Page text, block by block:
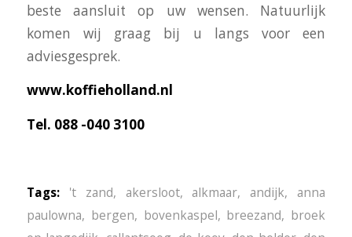
beste aansluit op uw wensen. Natuurlijk
komen wij graag bij u langs voor een
adviesgesprek.
www.koffieholland.nl
Tel. 088 -040 3100
Tags: 't zand, akersloot, alkmaar, andijk, anna
paulowna, bergen, bovenkaspel, breezand, broek